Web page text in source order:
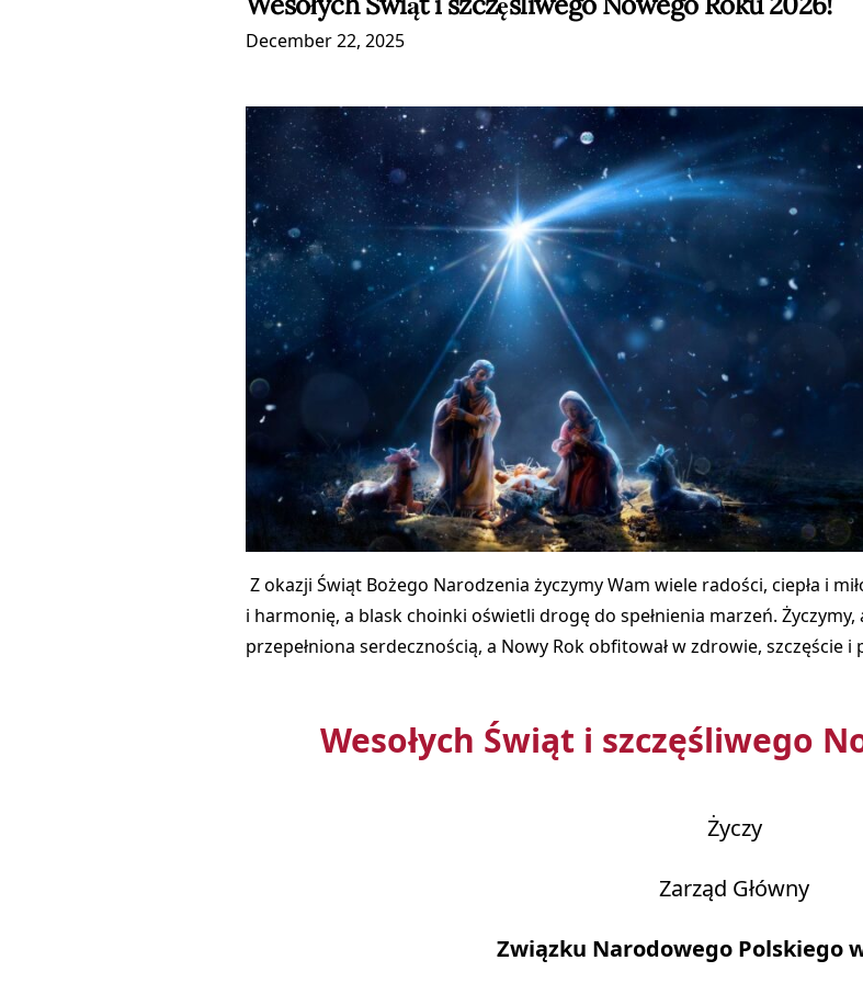
December 22, 2025
Z okazji Świąt Bożego Narodzenia życzymy Wam wiele radości, ciepła i
i harmonię, a blask choinki oświetli drogę do spełnienia marzeń. Życzymy,
przepełniona serdecznością, a Nowy Rok obfitował w zdrowie, szczęście i
Wesołych Świąt i szczęśliwego
Życzy
Zarząd Główny
Związku Narodowego Polskiego